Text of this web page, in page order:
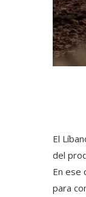
El
del
En ese
para